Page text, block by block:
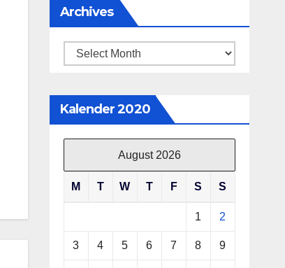
Archives
Archives
Kalender 2020
August 2026
M T W T F S S
1 2
3 4 5 6 7 8 9